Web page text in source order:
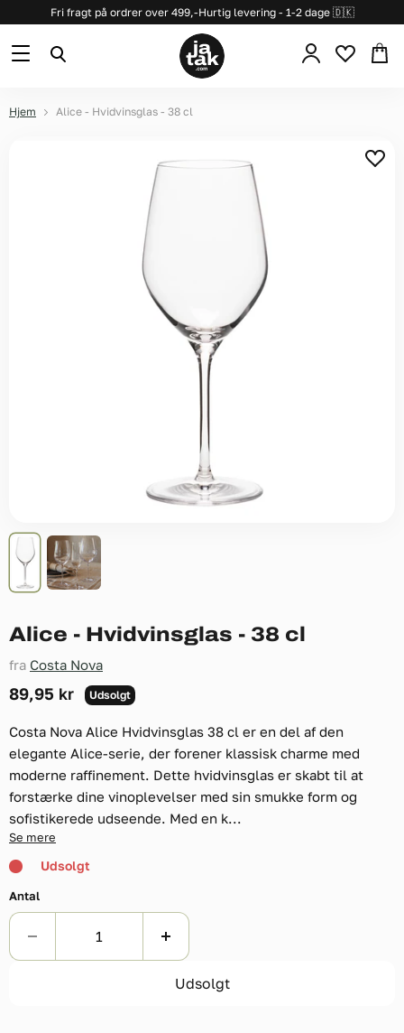
Fri fragt på ordrer over 499,-Hurtig levering - 1-2 dage 🇩🇰
Hjem Alice - Hvidvinsglas - 38 cl
Alice - Hvidvinsglas - 38 cl
fra Costa Nova
Nuværende pris
89,95 kr Udsolgt
Costa Nova Alice Hvidvinsglas 38 cl er en del af den
elegante Alice-serie, der forener klassisk charme med
moderne raffinement. Dette hvidvinsglas er skabt til at
forstærke dine vinoplevelser med sin smukke form og
sofistikerede udseende. Med en k...
Se mere
Udsolgt
Antal
Udsolgt